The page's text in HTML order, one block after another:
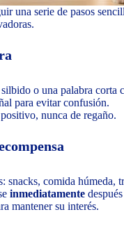
una serie de pasos
o una palabra corta
para evitar confusión.
nunca de regaño.
snacks, comida
inmediatamente
mantener su interés.